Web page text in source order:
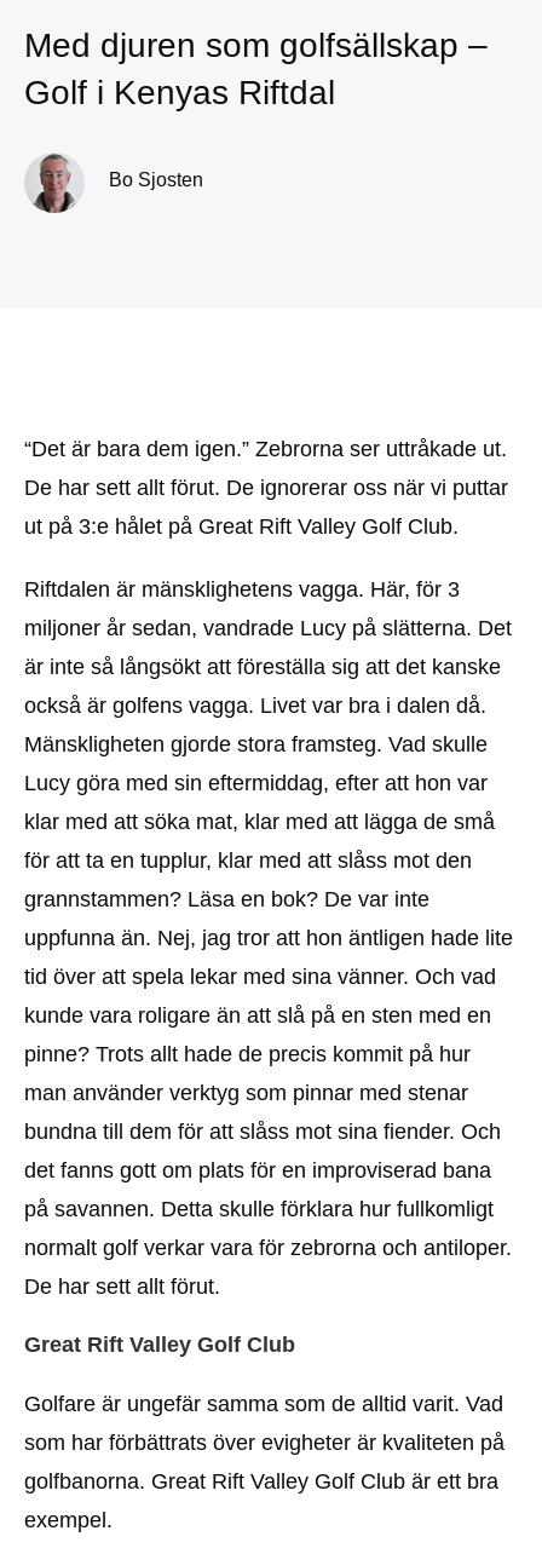
Med djuren som golfsällskap –
Golf i Kenyas Riftdal
Bo Sjosten
“Det är bara dem igen.” Zebrorna ser uttråkade ut.
De har sett allt förut. De ignorerar oss när vi puttar
ut på 3:e hålet på Great Rift Valley Golf Club.
Riftdalen är mänsklighetens vagga. Här, för 3
miljoner år sedan, vandrade Lucy på slätterna. Det
är inte så långsökt att föreställa sig att det kanske
också är golfens vagga. Livet var bra i dalen då.
Mänskligheten gjorde stora framsteg. Vad skulle
Lucy göra med sin eftermiddag, efter att hon var
klar med att söka mat, klar med att lägga de små
för att ta en tupplur, klar med att slåss mot den
grannstammen? Läsa en bok? De var inte
uppfunna än. Nej, jag tror att hon äntligen hade lite
tid över att spela lekar med sina vänner. Och vad
kunde vara roligare än att slå på en sten med en
pinne? Trots allt hade de precis kommit på hur
man använder verktyg som pinnar med stenar
bundna till dem för att slåss mot sina fiender. Och
det fanns gott om plats för en improviserad bana
på savannen. Detta skulle förklara hur fullkomligt
normalt golf verkar vara för zebrorna och antiloper.
De har sett allt förut.
Great Rift Valley Golf Club
Golfare är ungefär samma som de alltid varit. Vad
som har förbättrats över evigheter är kvaliteten på
golfbanorna. Great Rift Valley Golf Club är ett bra
exempel.